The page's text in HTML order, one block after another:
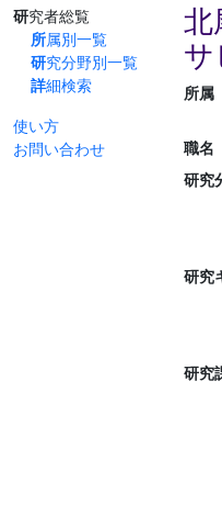
研究者総覧
所属別一覧
研究分野別一覧
詳細検索
使い方
お問い合わせ
北
サ
所属
職名
研究
研究
研究